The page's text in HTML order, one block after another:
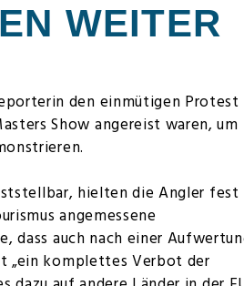
WEITER
den einmütigen Protest
Show angereist waren, um
hielten die Angler fest
angemessene
dass auch nach einer
„ein komplettes Verbot der